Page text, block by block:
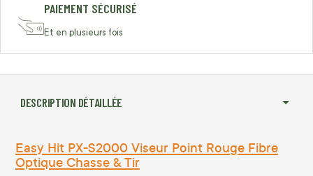
PAIEMENT SÉCURISÉ
Et en plusieurs fois
DESCRIPTION DÉTAILLÉE
Easy Hit PX-S2000 Viseur Point Rouge Fibre
Optique Chasse & Tir